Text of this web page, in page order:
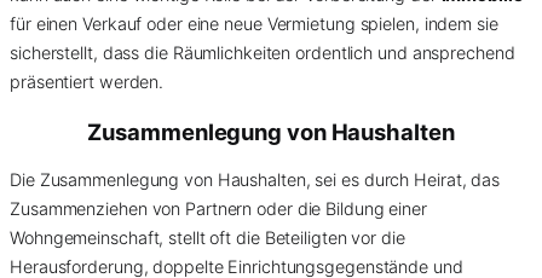
für einen Verkauf oder eine neue Vermietung spielen, indem sie
sicherstellt, dass die Räumlichkeiten ordentlich und ansprechend
präsentiert werden.
Zusammenlegung von Haushalten
Die Zusammenlegung von Haushalten, sei es durch Heirat, das
Zusammenziehen von Partnern oder die Bildung einer
Wohngemeinschaft, stellt oft die Beteiligten vor die
Herausforderung, doppelte Einrichtungsgegenstände und